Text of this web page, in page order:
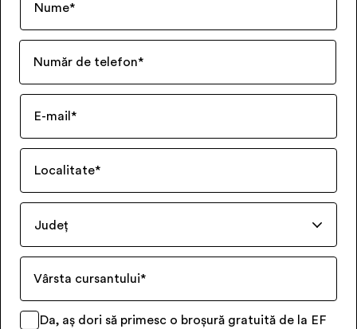
Nume*
Număr de telefon*
E-mail *
Localitate*
Județ
Vârsta cursantului*
Da, aș dori să primesc o broșură gratuită de la EF